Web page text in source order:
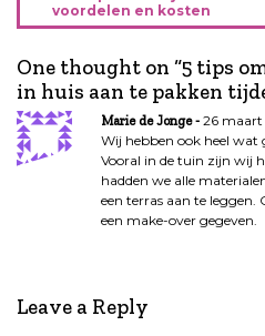
r
c
h
t
n
a
i
voordelen en kosten
One thought on “5 tips
in huis aan te pakken
Marie de Jonge
26 maart
Wij hebben ook heel wat
Vooral in de tuin zijn wij
hadden we alle
een terras aan te
een make-over gegeven.
Leave a Reply